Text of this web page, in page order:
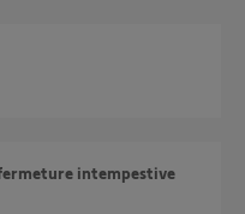
intempestive